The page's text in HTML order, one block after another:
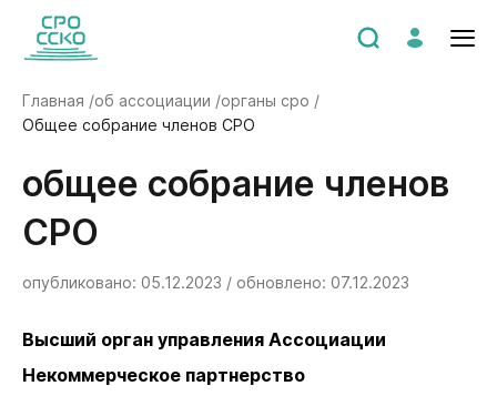
Главная /об ассоциации /органы сро /
Общее собрание членов СРО
Общее собрание членов
СРО
опубликовано: 05.12.2023 / обновлено: 07.12.2023
Высший орган управления Ассоциации
Некоммерческое партнерство